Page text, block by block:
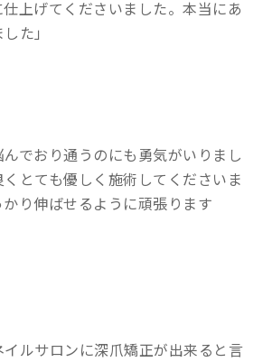
上げてくださいました。本当にあ
た」
んでおり通うのにも勇気がいりまし
とても優しく施術してくださいま
り伸ばせるように頑張ります
イルサロンに深爪矯正が出来ると言